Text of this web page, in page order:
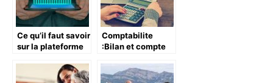
Ce qu’il faut savoir
sur la plateforme
Comptabilite
:Bilan et compte